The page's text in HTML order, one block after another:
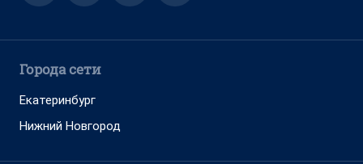
Города сети
Екатеринбург
Нижний Новгород